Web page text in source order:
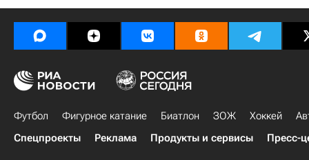
Футбол Фигурное катание Биатлон ЗОЖ Хоккей
Спецпроекты
Реклама Продукты и сервисы Пресс-